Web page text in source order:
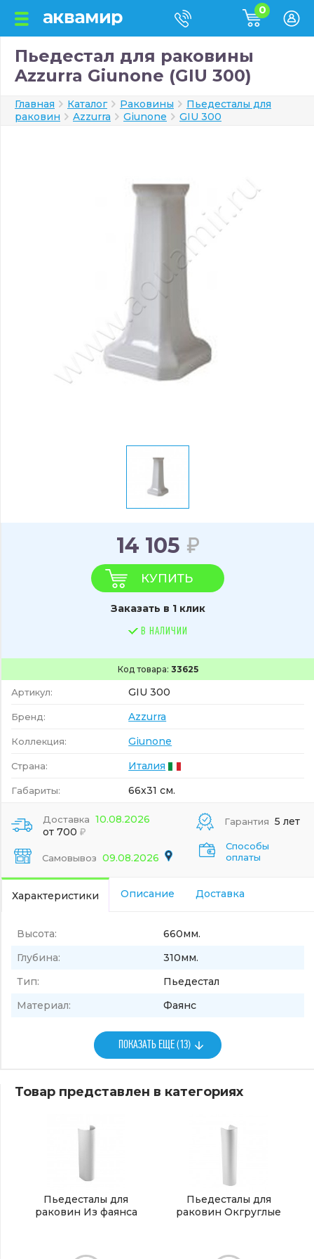
0
Пьедестал для раковины
Azzurra Giunone (GIU 300)
Главная Каталог Раковины
Пьедесталы для
раковин
Azzurra Giunone GIU 300
Код товара: 33625
Артикул: GIU 300
Бренд: Azzurra
Коллекция: Giunone
Страна: Италия
Габариты: 66x31 см.
14 105
КУПИТЬ
Заказать в 1 клик
В НАЛИЧИИ
Доставка 10.08.2026
от 700
Самовывоз 09.08.2026
Гарантия 5 лет
Способы
оплаты
Характеристики Описание Доставка
Высота:
660мм.
Глубина:
310мм.
Тип:
Пьедестал
Материал:
Фаянс
ПОКАЗАТЬ ЕЩЕ (13)
Товар представлен в категориях
Пьедесталы для
раковин Из фаянса
Пьедесталы для
раковин Окгруглые